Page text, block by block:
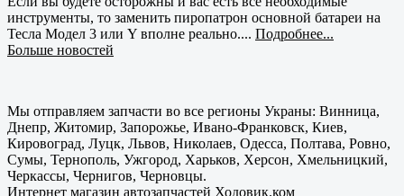
инструменты, то заменить пиропатрон основной батареи на
Тесла Модел 3 или Y вполне реально.... Подробнее...
Больше новостей
Мы отправляем запчасти во все регионы Украны: Винница,
Днепр, Житомир, Запорожье, Ивано-Франковск, Киев,
Кировоград, Луцк, Львов, Николаев, Одесса, Полтава, Ровно,
Сумы, Тернополь, Ужгород, Харьков, Херсон, Хмельницкий,
Черкассы, Чернигов, Черновцы.
Интернет магазин автозапчастей Ходовик.ком